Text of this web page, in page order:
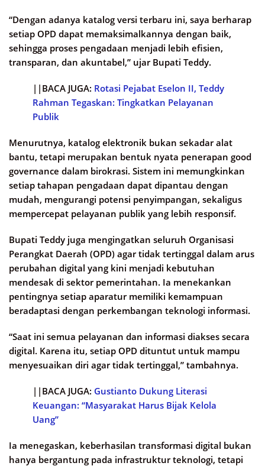
“Dengan adanya katalog versi terbaru ini, saya berharap
setiap OPD dapat memaksimalkannya dengan baik,
sehingga proses pengadaan menjadi lebih efisien,
transparan, dan akuntabel,” ujar Bupati Teddy.
||BACA JUGA: Rotasi Pejabat Eselon II, Teddy
Rahman Tegaskan: Tingkatkan Pelayanan
Publik
Menurutnya, katalog elektronik bukan sekadar alat
bantu, tetapi merupakan bentuk nyata penerapan good
governance dalam birokrasi. Sistem ini memungkinkan
setiap tahapan pengadaan dapat dipantau dengan
mudah, mengurangi potensi penyimpangan, sekaligus
mempercepat pelayanan publik yang lebih responsif.
Bupati Teddy juga mengingatkan seluruh Organisasi
Perangkat Daerah (OPD) agar tidak tertinggal dalam arus
perubahan digital yang kini menjadi kebutuhan
mendesak di sektor pemerintahan. Ia menekankan
pentingnya setiap aparatur memiliki kemampuan
beradaptasi dengan perkembangan teknologi informasi.
“Saat ini semua pelayanan dan informasi diakses secara
digital. Karena itu, setiap OPD dituntut untuk mampu
menyesuaikan diri agar tidak tertinggal,” tambahnya.
||BACA JUGA: Gustianto Dukung Literasi
Keuangan: “Masyarakat Harus Bijak Kelola
Uang”
Ia menegaskan, keberhasilan transformasi digital bukan
hanya bergantung pada infrastruktur teknologi, tetapi